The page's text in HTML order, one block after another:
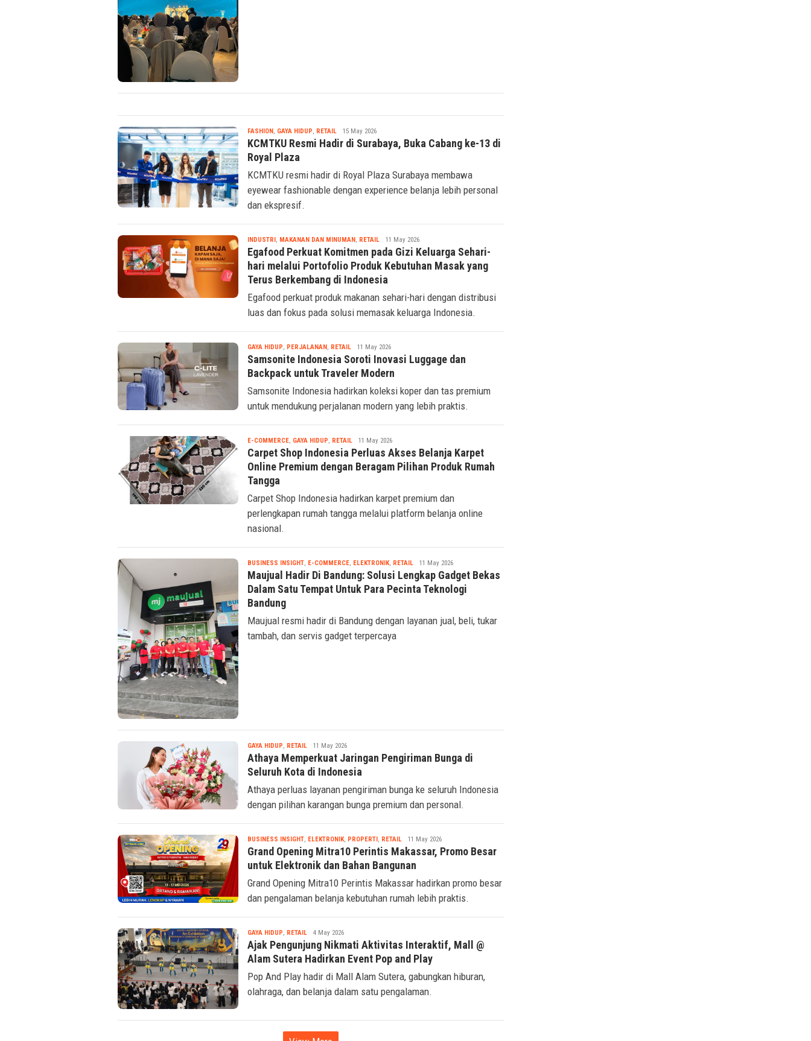
FASHION, GAYA HIDUP, RETAIL Tsaqif
Ridwan
15 May 2026
KCMTKU Resmi Hadir di Surabaya, Buka Cabang ke-13 di
Royal Plaza
KCMTKU resmi hadir di Royal Plaza Surabaya membawa
eyewear fashionable dengan experience belanja lebih personal
dan ekspresif.
INDUSTRI, MAKANAN DAN MINUMAN, RETAIL Tsaqif
Ridwan
11 May 2026
Egafood Perkuat Komitmen pada Gizi Keluarga Sehari-
hari melalui Portofolio Produk Kebutuhan Masak yang
Terus Berkembang di Indonesia
Egafood perkuat produk makanan sehari-hari dengan distribusi
luas dan fokus pada solusi memasak keluarga Indonesia.
GAYA HIDUP, PERJALANAN, RETAIL Tsaqif
Ridwan
11 May 2026
Samsonite Indonesia Soroti Inovasi Luggage dan
Backpack untuk Traveler Modern
Samsonite Indonesia hadirkan koleksi koper dan tas premium
untuk mendukung perjalanan modern yang lebih praktis.
E-COMMERCE, GAYA HIDUP, RETAIL Tsaqif
Ridwan
11 May 2026
Carpet Shop Indonesia Perluas Akses Belanja Karpet
Online Premium dengan Beragam Pilihan Produk Rumah
Tangga
Carpet Shop Indonesia hadirkan karpet premium dan
perlengkapan rumah tangga melalui platform belanja online
nasional.
BUSINESS INSIGHT, E-COMMERCE, ELEKTRONIK, RETAIL Tsaqif
Ridwan
11 May 2026
Maujual Hadir Di Bandung: Solusi Lengkap Gadget Bekas
Dalam Satu Tempat Untuk Para Pecinta Teknologi
Bandung
Maujual resmi hadir di Bandung dengan layanan jual, beli, tukar
tambah, dan servis gadget terpercaya
GAYA HIDUP, RETAIL Tsaqif
Ridwan
11 May 2026
Athaya Memperkuat Jaringan Pengiriman Bunga di
Seluruh Kota di Indonesia
Athaya perluas layanan pengiriman bunga ke seluruh Indonesia
dengan pilihan karangan bunga premium dan personal.
BUSINESS INSIGHT, ELEKTRONIK, PROPERTI , RETAIL Tsaqif
Ridwan
11 May 2026
Grand Opening Mitra10 Perintis Makassar, Promo Besar
untuk Elektronik dan Bahan Bangunan
Grand Opening Mitra10 Perintis Makassar hadirkan promo besar
dan pengalaman belanja kebutuhan rumah lebih praktis.
GAYA HIDUP, RETAIL Tsaqif
Ridwan
4 May 2026
Ajak Pengunjung Nikmati Aktivitas Interaktif, Mall @
Alam Sutera Hadirkan Event Pop and Play
Pop And Play hadir di Mall Alam Sutera, gabungkan hiburan,
olahraga, dan belanja dalam satu pengalaman.